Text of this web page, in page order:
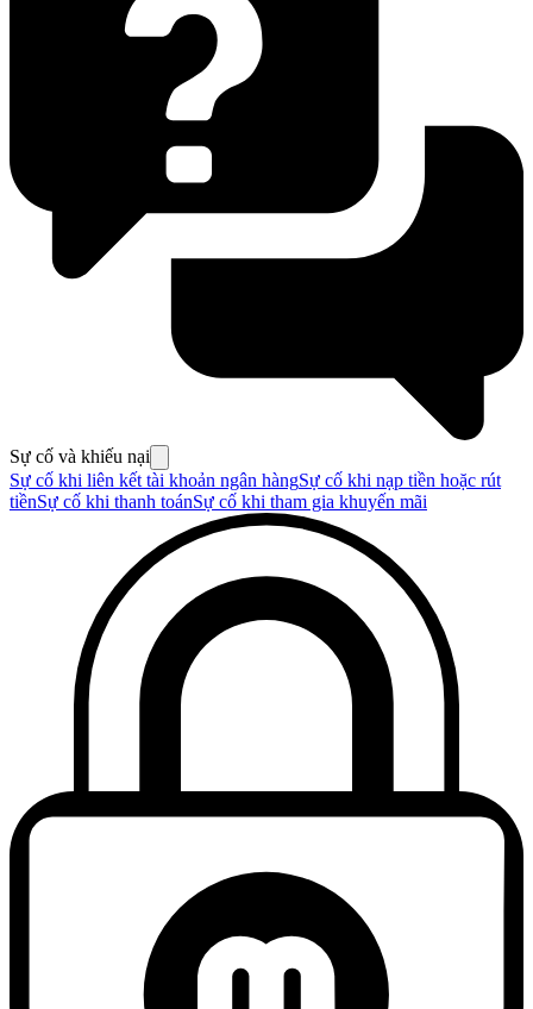
Sự cố và khiếu nại
Sự cố khi liên kết tài khoản ngân hàngSự cố khi nạp tiền hoặc rút
tiềnSự cố khi thanh toánSự cố khi tham gia khuyến mãi